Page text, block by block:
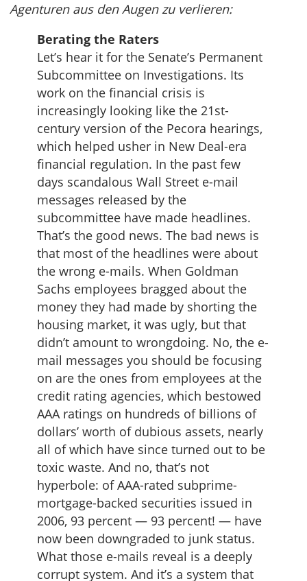
Agenturen aus den Augen zu verlieren:
Berating the Raters
Let’s hear it for the Senate’s Permanent
Subcommittee on Investigations. Its
work on the financial crisis is
increasingly looking like the 21st-
century version of the Pecora hearings,
which helped usher in New Deal-era
financial regulation. In the past few
days scandalous Wall Street e-mail
messages released by the
subcommittee have made headlines.
That’s the good news. The bad news is
that most of the headlines were about
the wrong e-mails. When Goldman
Sachs employees bragged about the
money they had made by shorting the
housing market, it was ugly, but that
didn’t amount to wrongdoing. No, the e-
mail messages you should be focusing
on are the ones from employees at the
credit rating agencies, which bestowed
AAA ratings on hundreds of billions of
dollars’ worth of dubious assets, nearly
all of which have since turned out to be
toxic waste. And no, that’s not
hyperbole: of AAA-rated subprime-
mortgage-backed securities issued in
2006, 93 percent — 93 percent! — have
now been downgraded to junk status.
What those e-mails reveal is a deeply
corrupt system. And it’s a system that